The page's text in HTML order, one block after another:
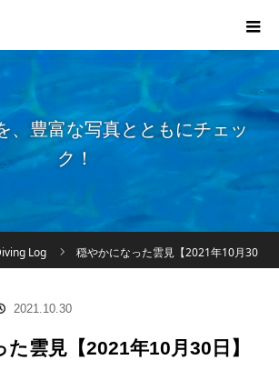
、豊富な写真とともにチェッ
ク！
Log 穏やかになった雲見【2021年10月30
2021.10.30
雲見【2021年10月30日】